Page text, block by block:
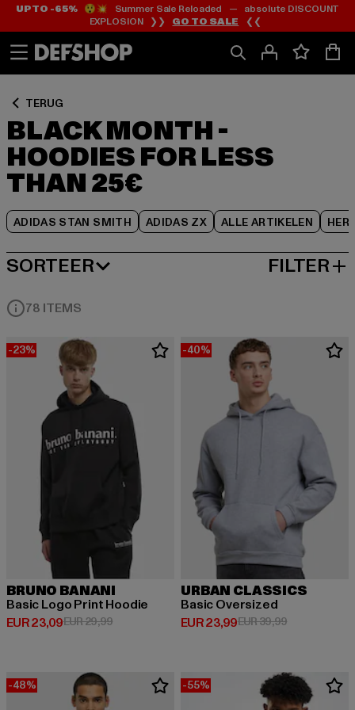
Ga
naar
Ga
naar
UP TO -65%😲💥 Summer Sale Reloaded — absolute DISCOUNT
EXPLOSION ❯❯ GO TO SALE ❮❮
TERUG
BLACK MONTH -
HOODIES FOR LESS
THAN 25€
ADIDAS STAN SMITH ADIDAS ZX ALLE ARTIKELEN
Ga
naar
Rooster
SORTEER
MEEST POPULAIRE FILTER
78 ITEMS
-23%
BRUNO BANANI
Basic Logo Print Hoodie
EUR 23,09
Huidige prijs: EUR 23,09
EUR 29,99Actieprijs: EUR 29,99
-40%
URBAN CLASSICS
Basic Oversized
EUR 23,99
Huidige prijs: EUR 23,99
EUR 39,99Actieprijs:
-48% -55%